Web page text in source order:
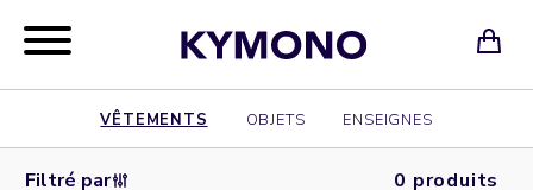
VÊTEMENTS OBJETS ENSEIGNES
Filtré par 0 produits